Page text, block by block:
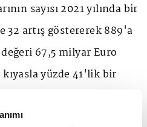
sayısı 2021 yılında bir
32 artış göstererek 889'a
67,5 milyar Euro
yüzde 41'lik bir